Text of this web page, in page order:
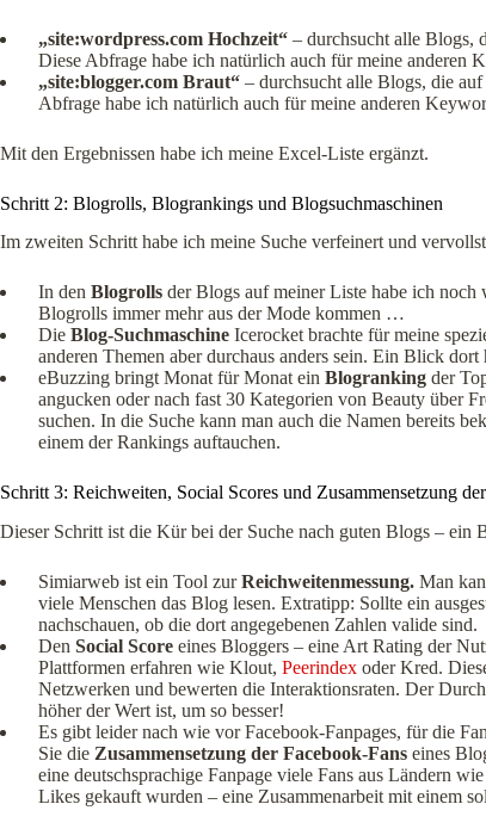
„site:wordpress.com Hochzeit“ – durchsucht alle Blogs,
Diese Abfrage habe ich natürlich auch für meine anderen
„site:blogger.com Braut“ – durchsucht alle Blogs, die
Abfrage habe ich natürlich auch für meine anderen
Mit den Ergebnissen habe ich meine Excel-Liste ergänzt.
Schritt 2: Blogrolls, Blogrankings und Blogsuchmaschinen
Im zweiten Schritt habe ich meine Suche verfeinert und
In den Blogrolls der Blogs auf meiner Liste habe ich noch
Blogrolls immer mehr aus der Mode kommen …
Die Blog-Suchmaschine Icerocket brachte für meine
anderen Themen aber durchaus anders sein. Ein Blick
eBuzzing bringt Monat für Monat ein Blogranking der
angucken oder nach fast 30 Kategorien von Beauty über
suchen. In die Suche kann man auch die Namen bereits
einem der Rankings auftauchen.
Schritt 3: Reichweiten, Social Scores und Zusammensetzung
Dieser Schritt ist die Kür bei der Suche nach guten Blogs – ein
Simiarweb ist ein Tool zurReichweitenmessung. Man
viele Menschen das Blog lesen. Extratipp: Sollte ein
nachschauen, ob die dort angegebenen Zahlen valide sind.
Den Social Score eines Bloggers – eine Art Rating der
Plattformen erfahren wie Klout, Peerindex oder Kred.
Netzwerken und bewerten die Interaktionsraten. Der
höher der Wert ist, um so besser!
Es gibt leider nach wie vor Facebook-Fanpages, für die
Sie die Zusammensetzung der Facebook-Fans eines
eine deutschsprachige Fanpage viele Fans aus Ländern
Likes gekauft wurden – eine Zusammenarbeit mit einem